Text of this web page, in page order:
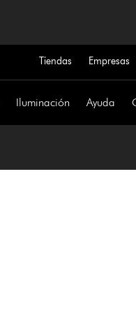
Tiendas Empresas
Iluminación Ayuda